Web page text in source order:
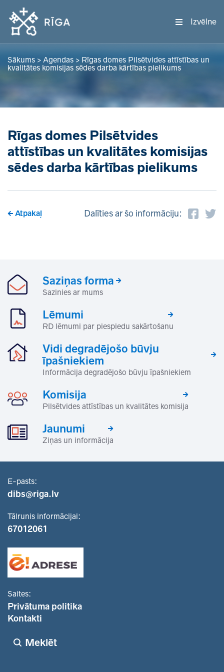
Izvēlne
Sākums > Agendas > Rīgas domes Pilsētvides attīstības un
kvalitātes komisijas sēdes darba kārtības pielikums
Rīgas domes Pilsētvides
attīstības un kvalitātes komisijas
sēdes darba kārtības pielikums
Atpakaļ Dalīties ar šo informāciju:
Saziņas forma
Sazinies ar mums
Lēmumi
RD lēmumi par piespiedu sakārtošanu
Vidi degradējošo būvju
īpašniekiem
Informācija degradējošo būvju īpašniekiem
Komisija
Pilsētvides attīstības un kvalitātes komisija
Jaunumi
Ziņas un informācija
E-pasts:
dibs@riga.lv
Tālrunis informācijai:
67012061
Saites:
Privātuma politika
Kontakti
Meklēt